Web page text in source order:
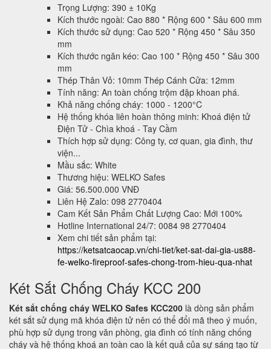
Trọng Lượng: 390 ± 10Kg
Kích thước ngoài: Cao 880 * Rộng 600 * Sâu 600 mm
Kích thước sử dụng: Cao 520 * Rộng 450 * Sâu 350
mm
Kích thước ngăn kéo: Cao 100 * Rộng 450 * Sâu 300
mm
Thép Thân Vỏ: 10mm Thép Cánh Cửa: 12mm
Tính năng: An toàn chống trộm đập khoan phá.
Khả năng chống cháy: 1000 - 1200°C
Hệ thống khóa liên hoàn thông minh: Khoá điện tử
Điện Tử - Chìa khoá - Tay Cầm
Thích hợp sử dụng: Công ty, cơ quan, gia đình, thư
viện...
Mầu sắc: White
Thương hiệu: WELKO Safes
Giá: 56.500.000 VNĐ
Liên Hệ Zalo: 098 2770404
Cam Kết Sản Phẩm Chất Lượng Cao: Mới 100%
Hotline International 24/7: 0084 98 2770404
Xem chi tiết sản phẩm tại:
https://ketsatcaocap.vn/chi-tiet/ket-sat-dai-gia-us88-
fe-welko-fireproof-safes-chong-trom-hieu-qua-nhat
Két Sắt Chống Cháy KCC 200
Két sắt chống cháy WELKO Safes KCC200 là dòng sản phẩm
két sắt sử dụng mã khóa điện tử nên có thể đổi mã theo ý muốn,
phù hợp sử dụng trong văn phòng, gia đình có tính năng chống
cháy và hệ thống khoá an toàn cao là kết quả của sự sáng tạo từ